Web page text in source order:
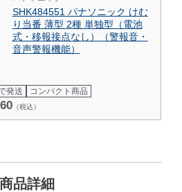
SHK484551 パナソニック けむ
り当番 薄型 2種 単独型（電池
式・移報接点なし）（警報音・
音声警報機能）
発送 コンパクト商品
（税込）
商品詳細